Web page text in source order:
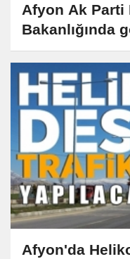
Afyon Ak Parti
Bakanlığında
Afyon'da